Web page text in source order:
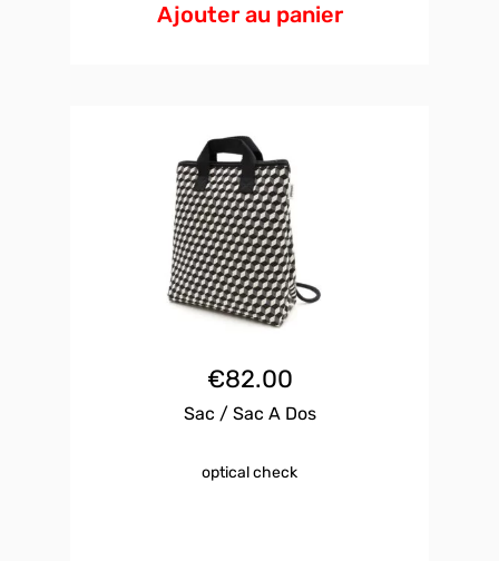
Ajouter au panier
€82.00
Sac / Sac A Dos
optical check